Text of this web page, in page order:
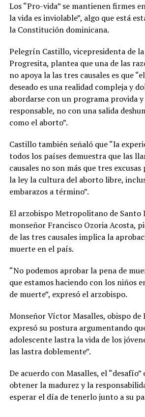
Los “Pro-vida” se mantienen firmes
la vida es inviolable”, algo que está
la Constitución dominicana.
Pelegrín Castillo, vicepresidenta de
Progresita, plantea que una de las
no apoya la las tres causales es que
deseado es una realidad compleja y
abordarse con un programa provida
responsable, no con una salida
como el aborto”.
Castillo también señaló que “la
todos los países demuestra que las
causales no son más que tres
la ley la cultura del aborto libre,
embarazos a término”.
El arzobispo Metropolitano de Santo
monseñor Francisco Ozoria Acosta,
de las tres causales implica la
muerte en el país.
“No podemos aprobar la pena de
que estamos haciendo con los niños
de muerte”, expresó el arzobispo.
Monseñor Víctor Masalles, obispo de
expresó su postura argumentando
adolescente lastra la vida de los
las lastra doblemente”.
De acuerdo con Masalles, el “desafío”
obtener la madurez y la
esperar el día de tenerlo junto a su